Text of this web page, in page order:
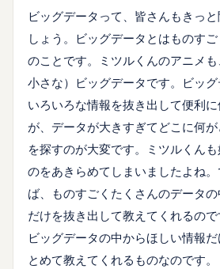
ビッグデータって、皆さんもきっ
しょう。ビッグデータとはものす
のことです。ミツルくんのアニメ
小さな）ビッグデータです。ビッ
いろいろな情報を抜き出して便利
が、データが大きすぎてどこに何
を探すのが大変です。ミツルくん
のをあきらめてしまいましたよね
ば、ものすごくたくさんのデータ
だけを抜き出して教えてくれるので
ビッグデータの中からほしい情報
とめて教えてくれるものなのです。